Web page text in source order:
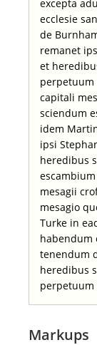
excepta
ecclesie
de
remanet
et
perpetuum
capitali
sciendum
idem
ipsi
heredibus
mesagii
mesagio
Turke in
habendum
tenendum
heredibus
perpetuum
Markups